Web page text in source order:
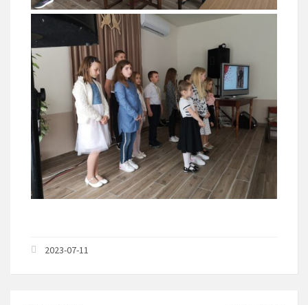
2023-07-11